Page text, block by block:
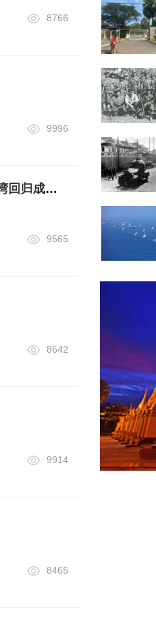
8766
9996
建国后蒋介石与大陆已达成统一协议，突发事件令台湾回归成泡影
9565
8642
9914
8465